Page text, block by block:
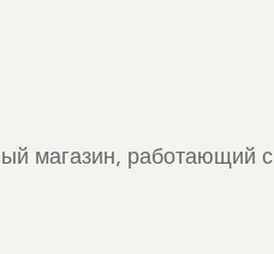
магазин, работающий с